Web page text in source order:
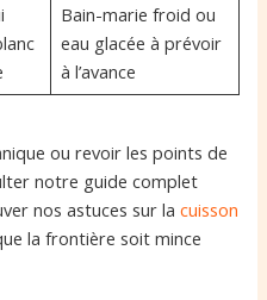
Bain-marie froid ou
eau glacée à prévoir
à l’avance
ou revoir les points de
notre guide complet
nos astuces sur lacuisson
la frontière soit mince